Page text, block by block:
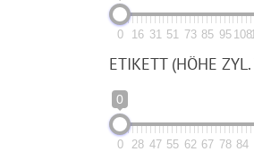
0 16 31 51 73 85 95 108
ETIKETT (HÖHE
0
0 28 47 55 62 67 78 84